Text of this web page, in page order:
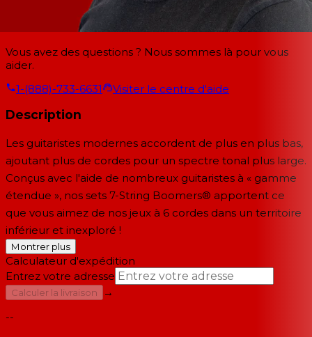
Vous avez des questions ? Nous sommes là pour vous
aider.
1-(888)-733-6631
Visiter le centre d'aide
Description
Les guitaristes modernes accordent de plus en plus bas,
ajoutant plus de cordes pour un spectre tonal plus large.
Conçus avec l'aide de nombreux guitaristes à « gamme
étendue », nos sets 7-String Boomers® apportent ce
que vous aimez de nos jeux à 6 cordes dans un territoire
inférieur et inexploré !
Montrer plus
Calculateur d'expédition
Entrez votre adresse
Calculer la livraison
→
--